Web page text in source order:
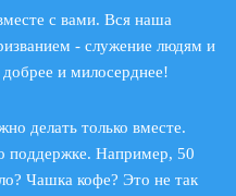
с вами. Вся наша
- служение людям и
и милосерднее!
делать только вместе.
поддержке. Например, 50
Чашка кофе? Это не так